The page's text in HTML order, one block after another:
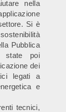
nella
Si è
Pubblica
state poi
dei
legati a
e
tecnici,